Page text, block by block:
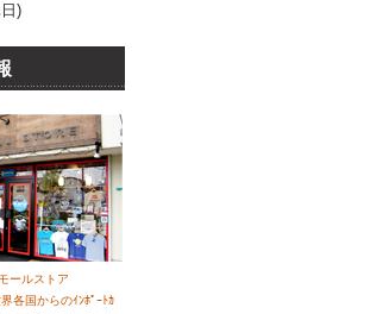
)
ールストア
各国からのｲﾝﾎﾟｰﾄｶ